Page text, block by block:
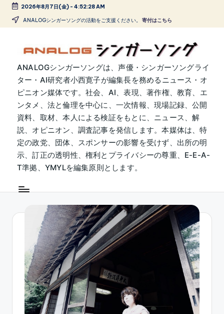
Skip
2026年8月7日(金)- 4:52:29 AM
ANALOGシンガーソングの活動をご支援ください。 寄付はこちら
A
N
A
L
O
G
シ
ン
ー
ン
グ
ANALOGシンガーソングは、声優・シンガーソングライ
ター・AI研究者小西寛子が編集長を務めるニュース・オ
ピニオン媒体です。社会、AI、表現、著作権、教育、エ
ンタメ、法と倫理を中心に、一次情報、現場記録、公開
資料、取材、本人による検証をもとに、ニュース、解
説、オピニオン、調査記事を発信します。本媒体は、特
定の政党、団体、スポンサーの影響を受けず、出所の明
示、訂正の透明性、権利とプライバシーの尊重、E-E-A-
T準拠、YMYLを編集原則とします。